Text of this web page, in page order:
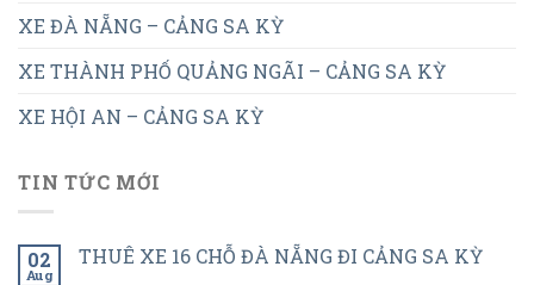
XE ĐÀ NẴNG – CẢNG SA KỲ
XE THÀNH PHỐ QUẢNG NGÃI – CẢNG SA KỲ
XE HỘI AN – CẢNG SA KỲ
TIN TỨC MỚI
02
Aug
THUÊ XE 16 CHỖ ĐÀ NẴNG ĐI CẢNG SA KỲ